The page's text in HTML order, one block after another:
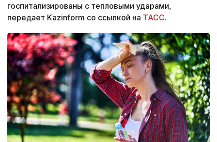
госпитализированы с тепловыми ударами,
передает Kazinform со ссылкой на ТАСС.